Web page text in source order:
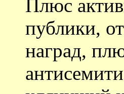
Плюс
публики,
наград,